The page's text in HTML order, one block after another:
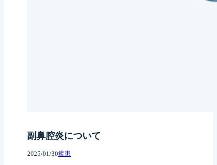
副鼻腔炎について
2025/01/30疾患